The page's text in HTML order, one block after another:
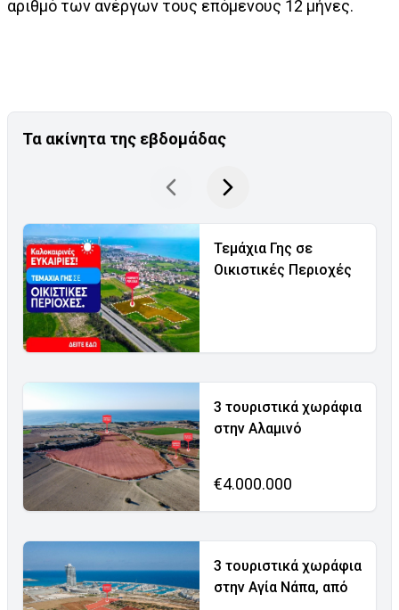
αριθμό των ανέργων τους επόμενους 12 μήνες.
Τα ακίνητα της εβδομάδας
Τεμάχια Γης σε
Οικιστικές Περιοχές
3 τουριστικά χωράφια
στην Αλαμινό
€4.000.000
3 τουριστικά χωράφια
στην Αγία Νάπα, από